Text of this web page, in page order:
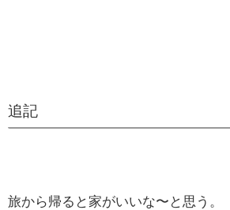
追記
旅から帰ると家がいいな〜と思う。